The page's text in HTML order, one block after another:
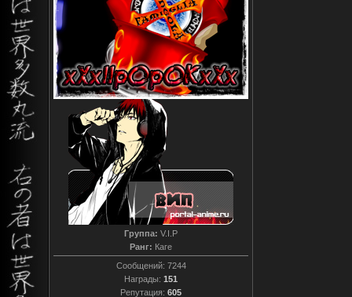
Группа: V.I.P
Ранг: Каге
Сообщений: 7244
Награды: 151
Репутация: 605